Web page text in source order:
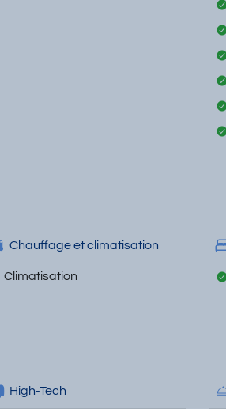
Chauffage et climatisation
Climatisation
High-Tech